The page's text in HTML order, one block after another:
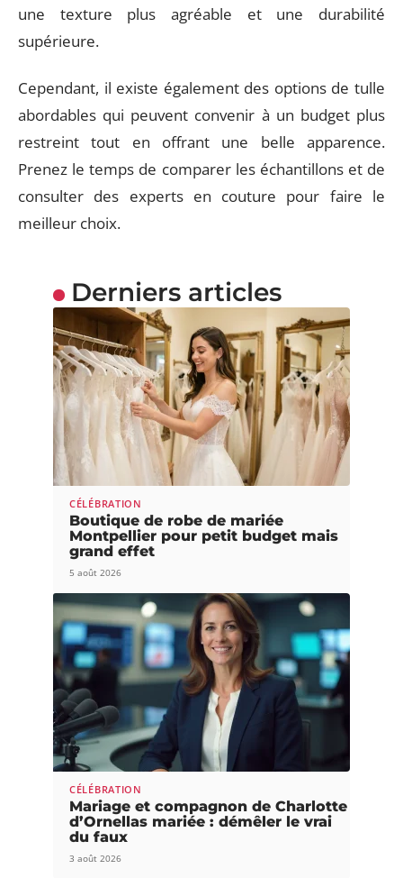
une texture plus agréable et une durabilité
supérieure.
Cependant, il existe également des options de tulle
abordables qui peuvent convenir à un budget plus
restreint tout en offrant une belle apparence.
Prenez le temps de comparer les échantillons et de
consulter des experts en couture pour faire le
meilleur choix.
Derniers articles
CÉLÉBRATION
Boutique de robe de mariée
Montpellier pour petit budget mais
grand effet
5 août 2026
CÉLÉBRATION
Mariage et compagnon de Charlotte
d’Ornellas mariée : démêler le vrai
du faux
3 août 2026